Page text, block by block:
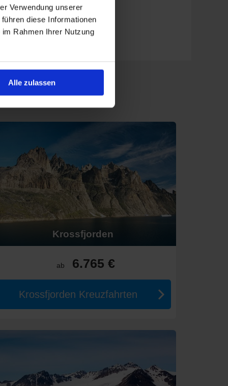
Verwendung unserer
diese Informationen
Rahmen Ihrer Nutzung
Alle zulassen
und bei Ausflügen. Eine
Hamburg
abKiel
Krossfjorden
ab 6.765 €
Krossfjorden Kreuzfahrten